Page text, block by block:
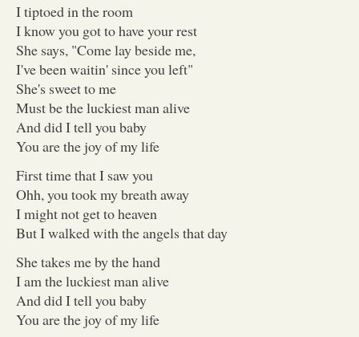
I tiptoed in the room
I know you got to have your rest
She says, "Come lay beside me,
I've been waitin' since you left"
She's sweet to me
Must be the luckiest man alive
And did I tell you baby
You are the joy of my life
First time that I saw you
Ohh, you took my breath away
I might not get to heaven
But I walked with the angels that day
She takes me by the hand
I am the luckiest man alive
And did I tell you baby
You are the joy of my life